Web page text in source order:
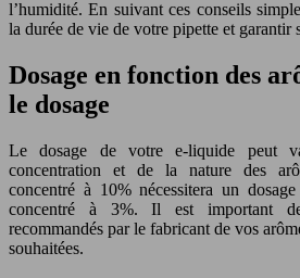
l’humidité. En suivant ces conseils
la durée de vie de votre pipette et garantir
Dosage en fonction des
le dosage
Le dosage de votre e-liquide peut
concentration et de la nature des
concentré à 10% nécessitera un
concentré à 3%. Il est important
recommandés par le fabricant de vos
souhaitées.